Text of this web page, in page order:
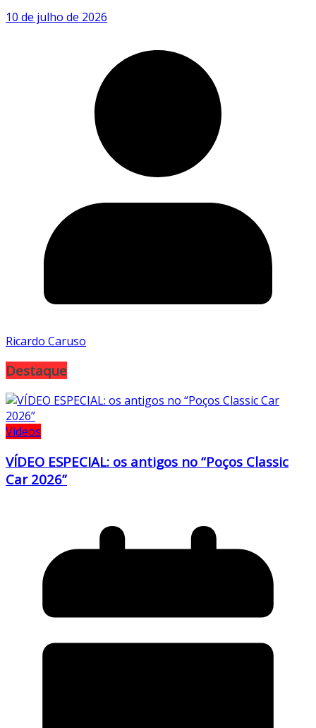
10 de julho de 2026
Ricardo Caruso
Destaque
Vídeos
VÍDEO ESPECIAL: os antigos no “Poços Classic
Car 2026”